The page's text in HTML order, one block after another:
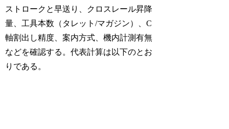
ストロークと早送り、クロスレール昇降
量、工具本数（タレット/マガジン）、C
軸割出し精度、案内方式、機内計測有無
などを確認する。代表計算は以下のとお
りである。